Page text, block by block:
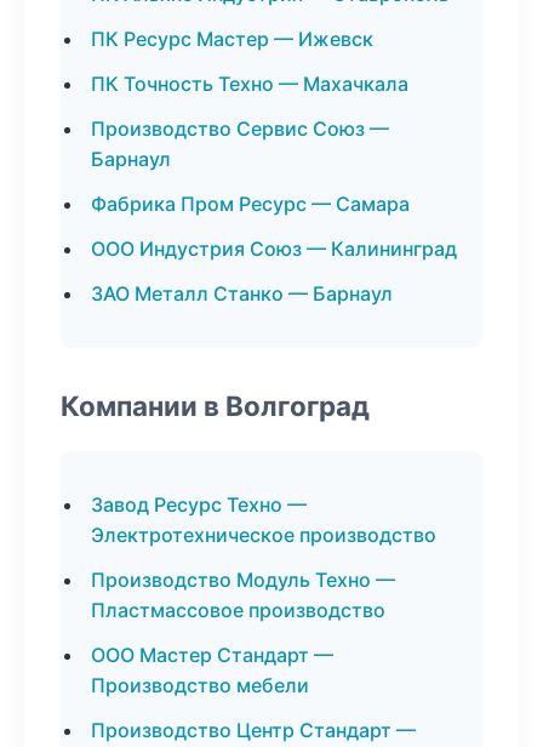
ПК Ресурс Мастер — Ижевск
ПК Точность Техно — Махачкала
Производство Сервис Союз —
Барнаул
Фабрика Пром Ресурс — Самара
ООО Индустрия Союз — Калининград
ЗАО Металл Станко — Барнаул
Компании в Волгоград
Завод Ресурс Техно —
Электротехническое производство
Производство Модуль Техно —
Пластмассовое производство
ООО Мастер Стандарт —
Производство мебели
Производство Центр Стандарт —